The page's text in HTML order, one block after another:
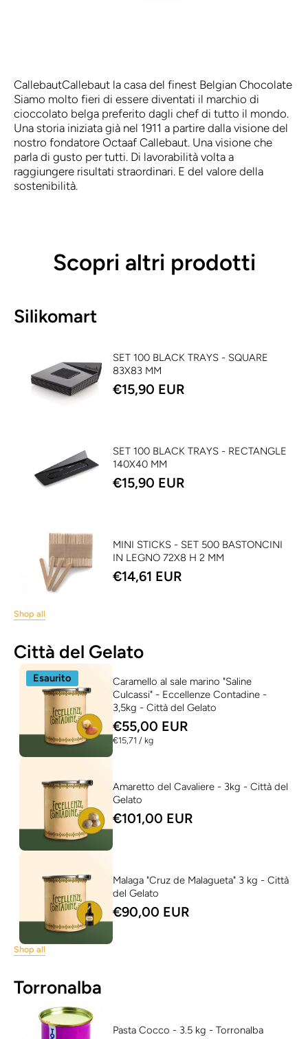
CallebautCallebaut la casa del finest Belgian Chocolate
Siamo molto fieri di essere diventati il marchio di
cioccolato belga preferito dagli chef di tutto il mondo.
Una storia iniziata già nel 1911 a partire dalla visione del
nostro fondatore Octaaf Callebaut. Una visione che
parla di gusto per tutti. Di lavorabilità volta a
raggiungere risultati straordinari. E del valore della
sostenibilità.
Scopri altri prodotti
Silikomart
SET 100 BLACK TRAYS - SQUARE
83X83 MM
€15,90 EUR
SET 100 BLACK TRAYS - RECTANGLE
140X40 MM
€15,90 EUR
MINI STICKS - SET 500 BASTONCINI
IN LEGNO 72X8 H 2 MM
€14,61 EUR
Shop all
Città del Gelato
Esaurito
Caramello al sale marino "Saline
Culcassi" - Eccellenze Contadine -
3,5kg - Città del Gelato
€55,00 EUR
€15,71 / per
kg
Amaretto del Cavaliere - 3kg - Città del
Gelato
€101,00 EUR
Malaga "Cruz de Malagueta" 3 kg - Città
del Gelato
€90,00 EUR
Shop all
Torronalba
Pasta Cocco - 3.5 kg - Torronalba